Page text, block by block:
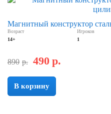
Магнитный конструктор
Возраст
14+
Игроков
1
890 р. 490 р.
В корзину